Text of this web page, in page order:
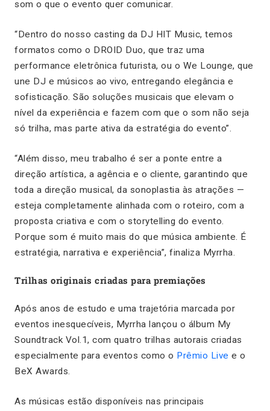
som o que o evento quer comunicar.
“Dentro do nosso casting da DJ HIT Music, temos
formatos como o DROID Duo, que traz uma
performance eletrônica futurista, ou o We Lounge, que
une DJ e músicos ao vivo, entregando elegância e
sofisticação. São soluções musicais que elevam o
nível da experiência e fazem com que o som não seja
só trilha, mas parte ativa da estratégia do evento”.
“Além disso, meu trabalho é ser a ponte entre a
direção artística, a agência e o cliente, garantindo que
toda a direção musical, da sonoplastia às atrações —
esteja completamente alinhada com o roteiro, com a
proposta criativa e com o storytelling do evento.
Porque som é muito mais do que música ambiente. É
estratégia, narrativa e experiência”, finaliza Myrrha.
Trilhas originais criadas para premiações
Após anos de estudo e uma trajetória marcada por
eventos inesquecíveis, Myrrha lançou o álbum My
Soundtrack Vol.1, com quatro trilhas autorais criadas
especialmente para eventos como o Prêmio Live e o
BeX Awards.
As músicas estão disponíveis nas principais